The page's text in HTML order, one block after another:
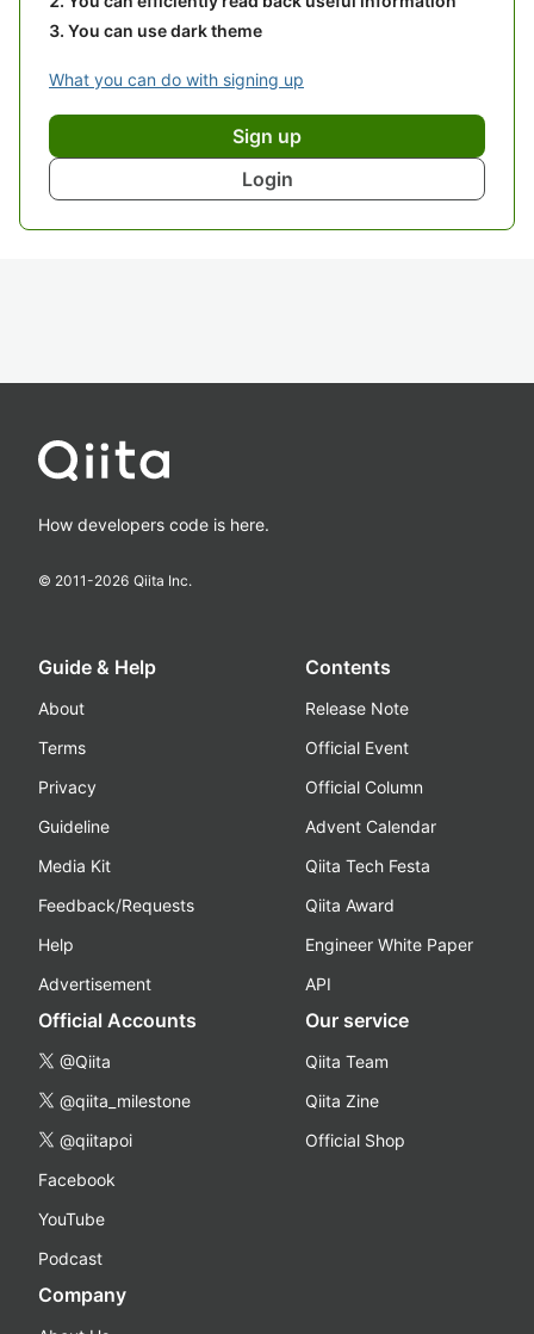
You can use dark theme
What you can do with signing up
Sign up
Login
How developers code is here.
© 2011-2026 Qiita Inc.
Guide & Help
About
Terms
Privacy
Guideline
Media Kit
Feedback/Requests
Help
Advertisement
Contents
Release Note
Official Event
Official Column
Advent Calendar
Qiita Tech Festa
Qiita Award
Engineer White Paper
API
Official Accounts
@Qiita
@qiita_milestone
@qiitapoi
Facebook
YouTube
Podcast
Our service
Qiita Team
Qiita Zine
Official Shop
Company